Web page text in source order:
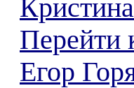
Перейти
Егор